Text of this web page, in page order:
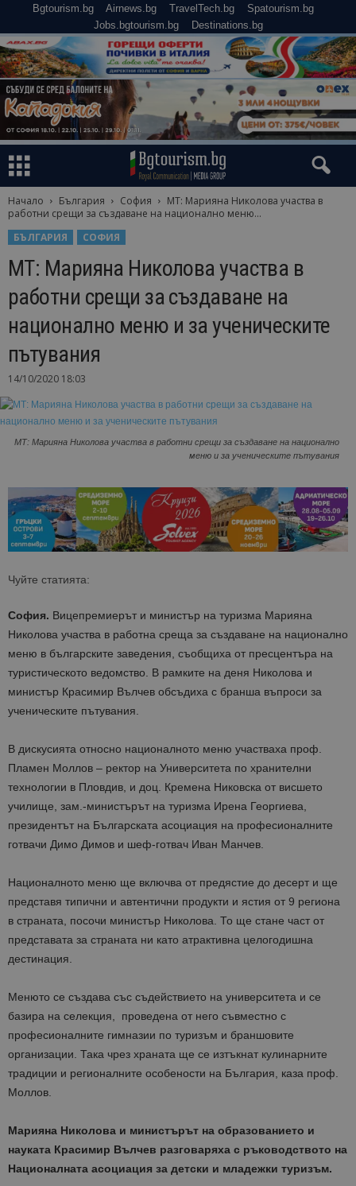
Bgtourism.bg Airnews.bg TravelTech.bg
Spatourism.bg
Jobs.bgtourism.bg
Destinations.bg
Начало България София
МТ: Марияна Николова участва в
работни срещи за създаване на национално меню...
БЪЛГАРИЯ
СОФИЯ
МТ: Марияна Николова участва в
работни срещи за създаване на
национално меню и за ученическите
пътувания
14/10/2020 18:03
МТ: Марияна Николова участва в работни срещи за създаване на национално
меню и за ученическите пътувания
Чуйте статията:
София. Вицепремиерът и министър на туризма Марияна
Николова участва в работна среща за създаване на национално
меню в българските заведения, съобщиха от пресцентъра на
туристическото ведомство. В рамките на деня Николова и
министър Красимир Вълчев обсъдиха с бранша въпроси за
ученическите пътувания.
В дискусията относно националното меню участваха проф.
Пламен Моллов – ректор на Университета по хранителни
технологии в Пловдив, и доц. Кремена Никовска от висшето
училище, зам.-министърът на туризма Ирена Георгиева,
президентът на Българската асоциация на професионалните
готвачи Димо Димов и шеф-готвач Иван Манчев.
Националното меню ще включва от предястие до десерт и ще
представя типични и автентични продукти и ястия от 9 региона
в страната, посочи министър Николова. То ще стане част от
представата за страната ни като атрактивна целогодишна
дестинация.
Менюто се създава със съдействието на университета и се
базира на селекция, проведена от него съвместно с
професионалните гимназии по туризъм и браншовите
организации. Така чрез храната ще се изтъкнат кулинарните
традиции и регионалните особености на България, каза проф.
Моллов.
Марияна Николова и министърът на образованието и
науката Красимир Вълчев разговаряха с ръководството на
Националната асоциация за детски и младежки туризъм.